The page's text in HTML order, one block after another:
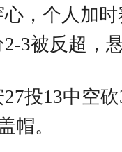
，个人加
3被反超，悬
投13中空
帽。